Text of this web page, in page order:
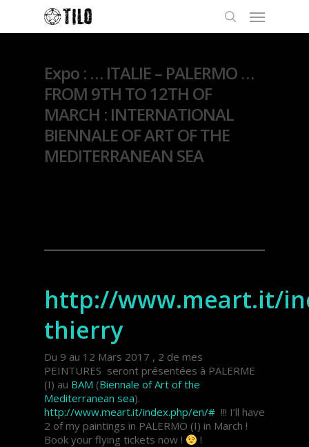
Expo : … ITALIE – PALERMO …
FROM 9TH TO 12TH OF
MARCH : INTERNATIONAL
BIENNALE OF ART OF THE
MEDITERRANEAN SEA
http://www.meart.it/
thierry
Du 9 au 12 Mars 2017 , 2 de mes
PEINTURES seront présentées à PALERME
(I) au BAM (Biennale of Art of the
Mediterranean sea).
http://www.meart.it/index.php/en/# !!! I’ll have
2 of my paintings in PALERMO (I) in March !
Book your flying tickets now !
!